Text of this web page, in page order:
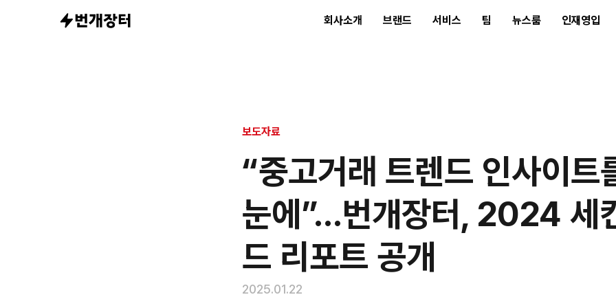
회사소개 브랜드 서비스 팀 뉴스룸 인재영입
보도자료
“중고거래 트렌드 인사이트
눈에”...번개장터, 2024 세
드 리포트 공개
“중고거래 트렌드 인사이트를 한눈에”...번개장터, 2024 세컨핸드 리포트 공개
2025.01.22